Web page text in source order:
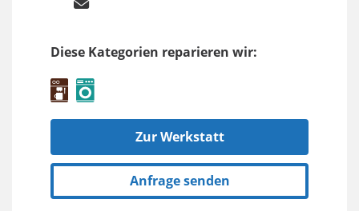
Diese Kategorien reparieren wir:
Zur Werkstatt
Anfrage senden